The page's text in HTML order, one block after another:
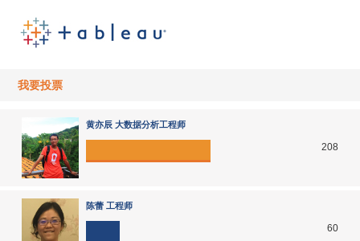
我要投票
黄亦辰 大数据分析工程师
208
陈蕾 工程师
60